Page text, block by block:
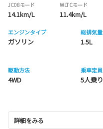
JC08モード
14.1km/L
WLTCモード
11.4km/L
エンジンタイプ
ガソリン
総排気量
1.5L
駆動方法
4WD
乗車定員
5人乗り
詳細をみる